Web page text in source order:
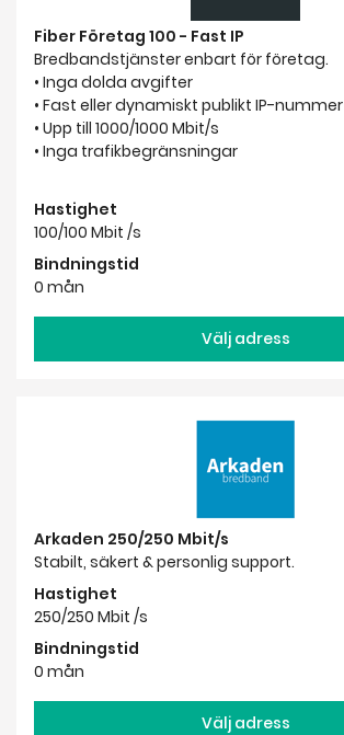
Fiber Företag 100 - Fast IP
Bredbandstjänster enbart för företag.
• Inga dolda avgifter
• Fast eller dynamiskt publikt IP-nummer
• Upp till 1000/1000 Mbit/s
• Inga trafikbegränsningar
Hastighet
100/100 Mbit /s
Bindningstid
0 mån
Välj adress
Arkaden 250/250 Mbit/s
Stabilt, säkert & personlig support.
Hastighet
250/250 Mbit /s
Bindningstid
0 mån
Välj adress